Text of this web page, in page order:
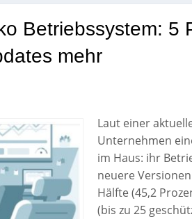
Betriebssystem: 5
mehr
Laut einer
Unternehmen
im Haus: ihr
neuere
Hälfte (45,2
(bis zu 25